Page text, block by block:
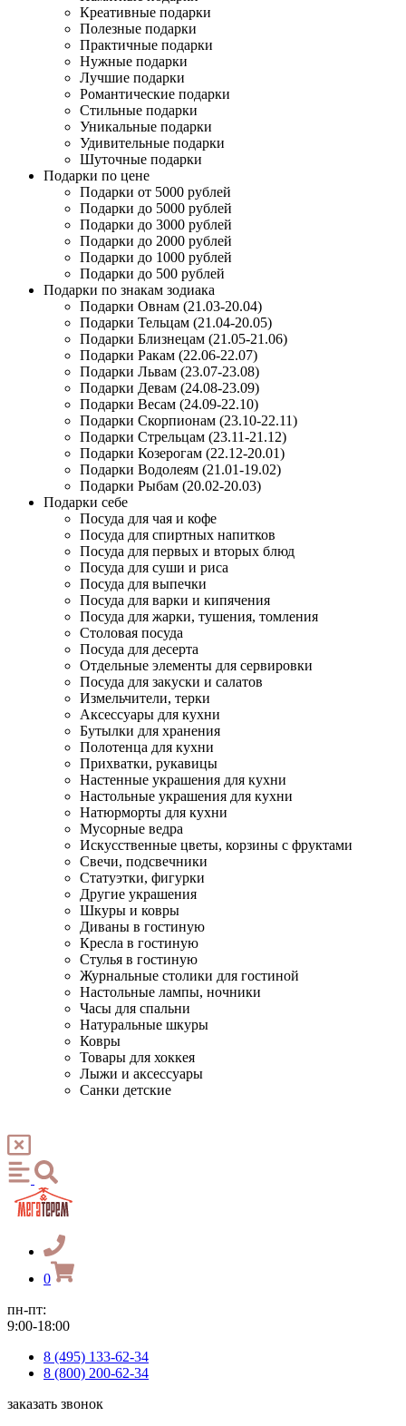
Креативные подарки
Полезные подарки
Практичные подарки
Нужные подарки
Лучшие подарки
Романтические подарки
Стильные подарки
Уникальные подарки
Удивительные подарки
Шуточные подарки
Подарки по цене
Подарки от 5000 рублей
Подарки до 5000 рублей
Подарки до 3000 рублей
Подарки до 2000 рублей
Подарки до 1000 рублей
Подарки до 500 рублей
Подарки по знакам зодиака
Подарки Овнам (21.03-20.04)
Подарки Тельцам (21.04-20.05)
Подарки Близнецам (21.05-21.06)
Подарки Ракам (22.06-22.07)
Подарки Львам (23.07-23.08)
Подарки Девам (24.08-23.09)
Подарки Весам (24.09-22.10)
Подарки Скорпионам (23.10-22.11)
Подарки Стрельцам (23.11-21.12)
Подарки Козерогам (22.12-20.01)
Подарки Водолеям (21.01-19.02)
Подарки Рыбам (20.02-20.03)
Подарки себе
Посуда для чая и кофе
Посуда для спиртных напитков
Посуда для первых и вторых блюд
Посуда для суши и риса
Посуда для выпечки
Посуда для варки и кипячения
Посуда для жарки, тушения, томления
Столовая посуда
Посуда для десерта
Отдельные элементы для сервировки
Посуда для закуски и салатов
Измельчители, терки
Аксессуары для кухни
Бутылки для хранения
Полотенца для кухни
Прихватки, рукавицы
Настенные украшения для кухни
Настольные украшения для кухни
Натюрморты для кухни
Мусорные ведра
Искусственные цветы, корзины с фруктами
Свечи, подсвечники
Статуэтки, фигурки
Другие украшения
Шкуры и ковры
Диваны в гостиную
Кресла в гостиную
Стулья в гостиную
Журнальные столики для гостиной
Настольные лампы, ночники
Часы для спальни
Натуральные шкуры
Ковры
Товары для хоккея
Лыжи и аксессуары
Санки детские
0
пн-пт:
9:00-18:00
8 (495) 133-62-34
8 (800) 200-62-34
заказать звонок